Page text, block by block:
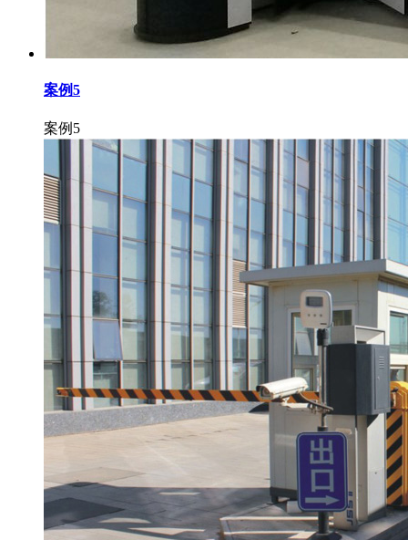
案例5
案例5